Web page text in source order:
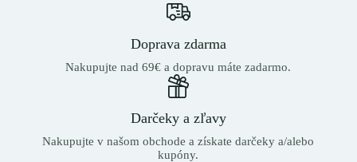
Doprava zdarma
Nakupujte nad 69€ a dopravu máte zadarmo.
Darčeky a zľavy
Nakupujte v našom obchode a získate darčeky a/alebo
kupóny.